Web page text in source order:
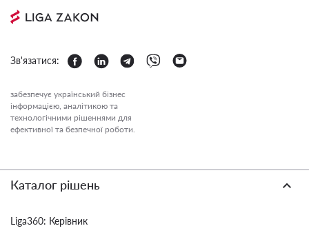
Зв'язатися:
забезпечує український бізнес
інформацією, аналітикою та
технологічними рішеннями для
ефективної та безпечної роботи.
Каталог рішень
Liga360: Керівник